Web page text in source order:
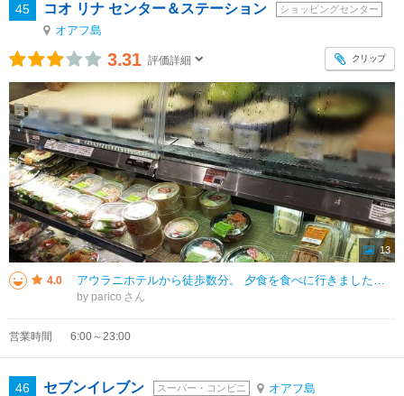
45 コオ リナ センター＆ステーション ショッピングセンター
オアフ島
3.31 評価詳細 クリップ
13
4.0 アウラニホテルから徒歩数分。 夕食を食べに行きました。 ハワイらしいお店も数件あるので、見るだけでも楽しい。 スーパーもありますので、そこで色々お買物もできます。 線路がありフォトスポット。 今は週に１回列車が走
by parico
営業時間 6:00～23:00
46 セブンイレブン スーパー・コンビニ オアフ島